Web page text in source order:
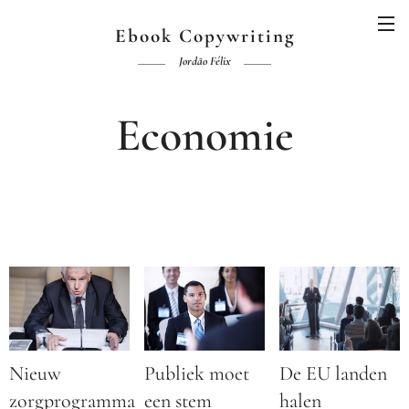
Ebook Copywriting
Jordão Félix
Economie
Nieuw
zorgprogramma
Publiek moet
een stem
De EU landen
halen